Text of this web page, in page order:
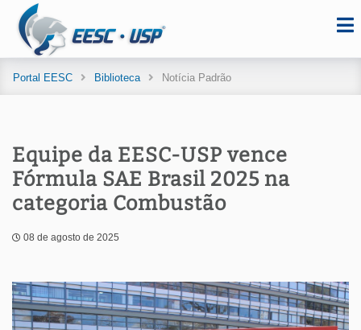
Portal EESC Biblioteca Notícia Padrão
Equipe da EESC-USP vence
Fórmula SAE Brasil 2025 na
categoria Combustão
08 de agosto de 2025